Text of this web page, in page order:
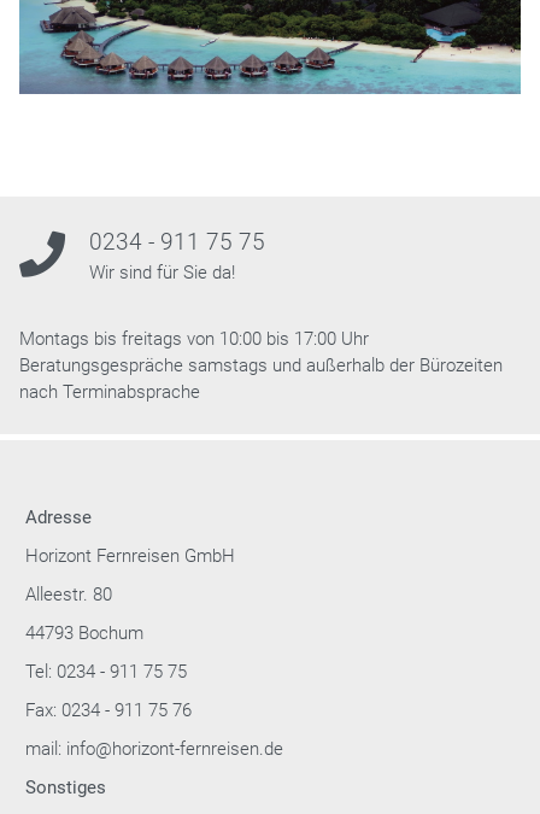
0234 - 911 75 75
Wir sind für Sie da!
Montags bis freitags von 10:00 bis 17:00 Uhr
Beratungsgespräche samstags und außerhalb der Bürozeiten
nach Terminabsprache
Adresse
Horizont Fernreisen GmbH
Alleestr. 80
44793 Bochum
Tel: 0234 - 911 75 75
Fax: 0234 - 911 75 76
mail: info@horizont-fernreisen.de
Sonstiges